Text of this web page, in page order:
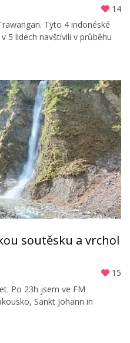
14
Tyto 4 indonéské
5 lidech navštívili v průběhu
soutěsku a vrchol
15
Po 23h jsem ve FM
Sankt Johann in